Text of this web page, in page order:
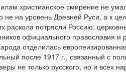
христианское смирение не
не на уровень Древней Руси, а к
раскола потрясли Россию:
официального православия и
отделилась
после 1917 г., связанный с
не только русского, но и всех